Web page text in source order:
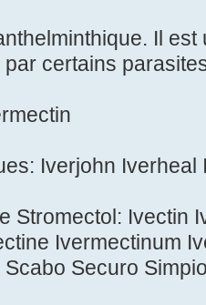
Il
certains
Iverjohn Iverheal
Stromectol: Ivectin
Ivermectinum
Securo